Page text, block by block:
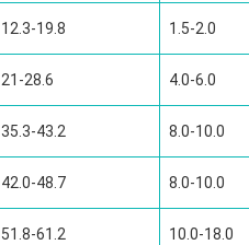
12.3-19.8 1.5-2.0
21-28.6 4.0-6.0
35.3-43.2 8.0-10.0
42.0-48.7 8.0-10.0
51.8-61.2 10.0-18.0